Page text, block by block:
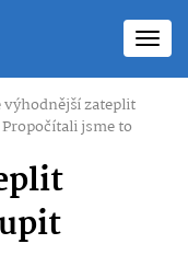
výhodnější zateplit
jsme to